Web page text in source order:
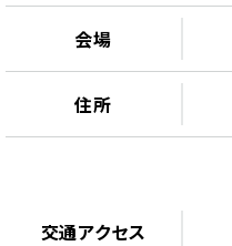
会場
住所
交通アクセス